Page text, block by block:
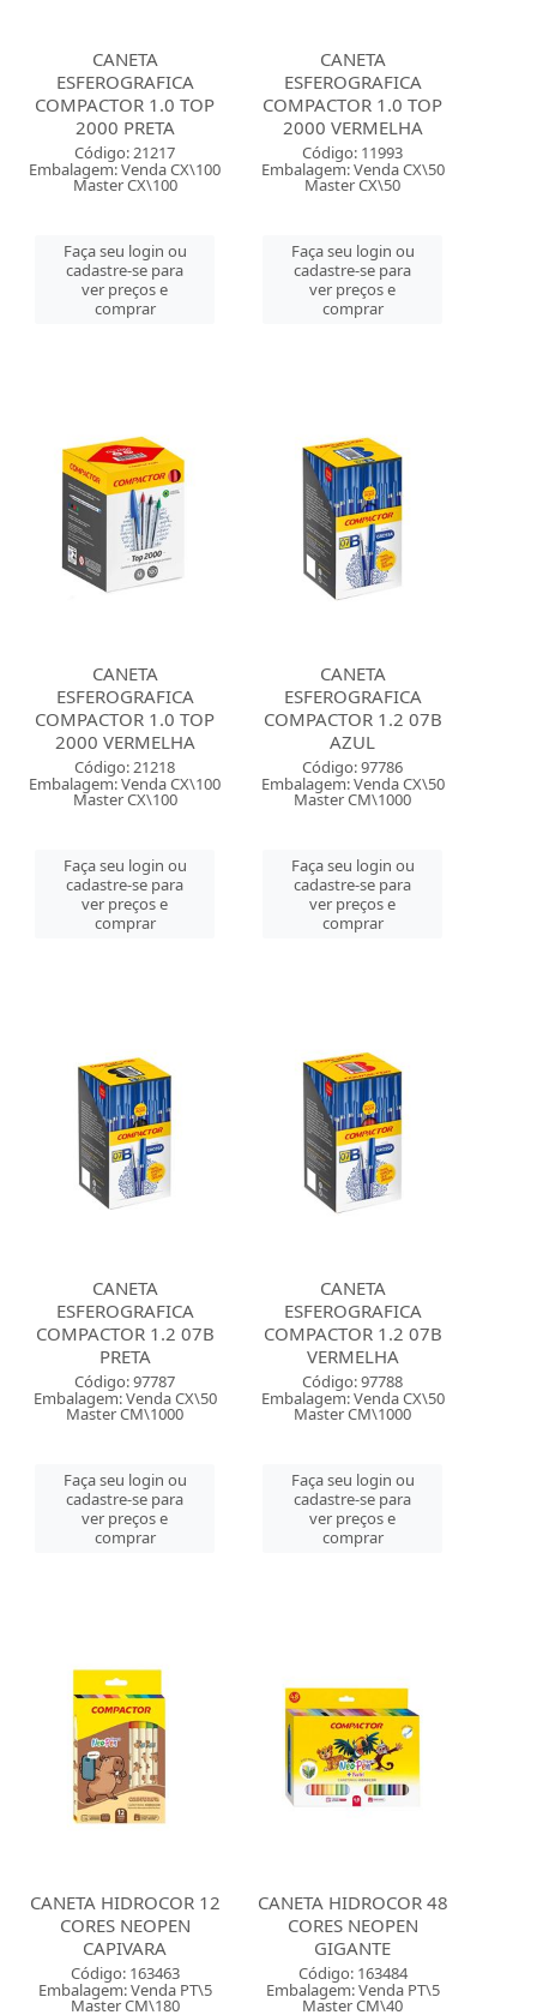
CANETA
ESFEROGRAFICA
COMPACTOR 1.0 TOP
2000 PRETA
Código: 21217
Embalagem: Venda CX\100
Master CX\100
Faça seu login ou
cadastre-se para
ver preços e
comprar
CANETA
ESFEROGRAFICA
COMPACTOR 1.0 TOP
2000 VERMELHA
Código: 11993
Embalagem: Venda CX\50
Master CX\50
Faça seu login ou
cadastre-se para
ver preços e
comprar
CANETA
ESFEROGRAFICA
COMPACTOR 1.0 TOP
2000 VERMELHA
Código: 21218
Embalagem: Venda CX\100
Master CX\100
Faça seu login ou
cadastre-se para
ver preços e
comprar
CANETA
ESFEROGRAFICA
COMPACTOR 1.2 07B
AZUL
Código: 97786
Embalagem: Venda CX\50
Master CM\1000
Faça seu login ou
cadastre-se para
ver preços e
comprar
CANETA
ESFEROGRAFICA
COMPACTOR 1.2 07B
PRETA
Código: 97787
Embalagem: Venda CX\50
Master CM\1000
Faça seu login ou
cadastre-se para
ver preços e
comprar
CANETA
ESFEROGRAFICA
COMPACTOR 1.2 07B
VERMELHA
Código: 97788
Embalagem: Venda CX\50
Master CM\1000
Faça seu login ou
cadastre-se para
ver preços e
comprar
CANETA HIDROCOR 12
CORES NEOPEN
CAPIVARA
Código: 163463
Embalagem: Venda PT\5
Master CM\180
CANETA HIDROCOR 48
CORES NEOPEN
GIGANTE
Código: 163484
Embalagem: Venda PT\5
Master CM\40